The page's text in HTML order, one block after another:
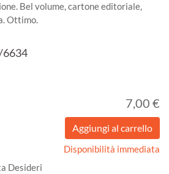
Bel volume, cartone editoriale,
Ottimo.
6634
7,00 €
Disponibilità immediata
Desideri